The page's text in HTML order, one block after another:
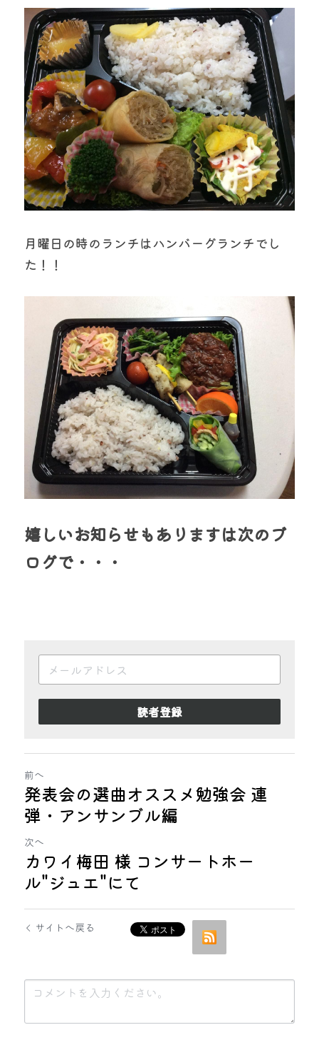
月曜日の時のランチはハンバーグランチでし
た！！
嬉しいお知らせもありますは次のブ
ログで・・・
読者登録
前へ
発表会の選曲オススメ勉強会 連
弾・アンサンブル編
次へ
カワイ梅田 様 コンサートホー
ル"ジュエ"にて
サイトへ戻る